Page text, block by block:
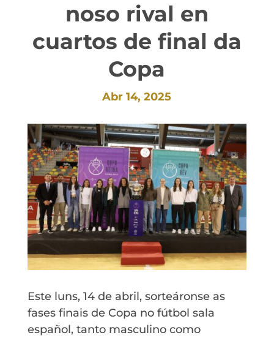
noso rival en
cuartos de final da
Copa
Abr 14, 2025
Este luns, 14 de abril, sorteáronse as
fases finais de Copa no fútbol sala
español, tanto masculino como